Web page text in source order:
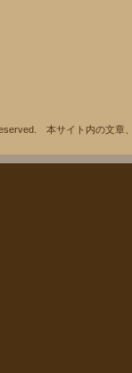
本サイト内の文章